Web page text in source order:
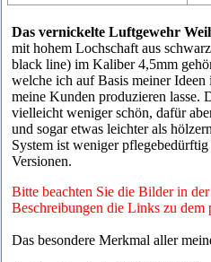
Das vernickelte Luftgewehr
mit hohem Lochschaft aus
black line) im Kaliber 4,5mm
welche ich auf Basis meiner
meine Kunden produzieren lasse.
vielleicht weniger schön, dafür
und sogar etwas leichter als
System ist weniger
Versionen.
Bitte beachten Sie die Bilder in
Beschreibungen die Links zu dem
Das besondere Merkmal aller